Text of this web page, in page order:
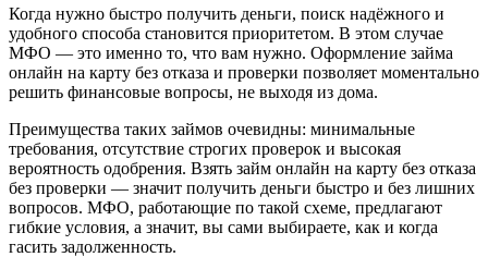
Когда нужно быстро получить деньги, поиск надёжного и
удобного способа становится приоритетом. В этом случае
МФО — это именно то, что вам нужно. Оформление займа
онлайн на карту без отказа и проверки позволяет моментально
решить финансовые вопросы, не выходя из дома.
Преимущества таких займов очевидны: минимальные
требования, отсутствие строгих проверок и высокая
вероятность одобрения. Взять займ онлайн на карту без отказа
без проверки — значит получить деньги быстро и без лишних
вопросов. МФО, работающие по такой схеме, предлагают
гибкие условия, а значит, вы сами выбираете, как и когда
гасить задолженность.